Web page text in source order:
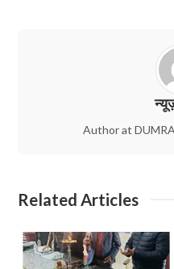
Author at
Related Articles